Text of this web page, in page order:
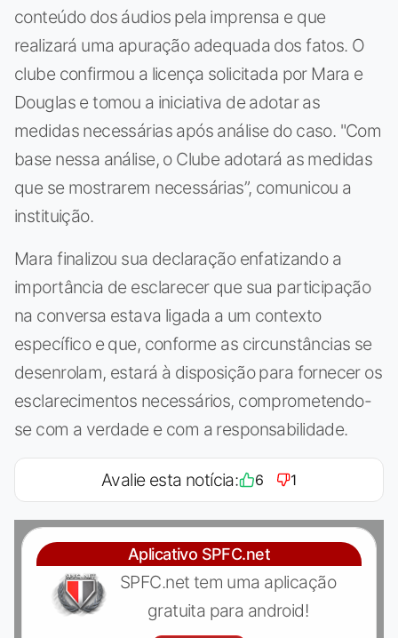
conteúdo dos áudios pela imprensa e que
realizará uma apuração adequada dos fatos. O
clube confirmou a licença solicitada por Mara e
Douglas e tomou a iniciativa de adotar as
medidas necessárias após análise do caso. "Com
base nessa análise, o Clube adotará as medidas
que se mostrarem necessárias”, comunicou a
instituição.
Mara finalizou sua declaração enfatizando a
importância de esclarecer que sua participação
na conversa estava ligada a um contexto
específico e que, conforme as circunstâncias se
desenrolam, estará à disposição para fornecer os
esclarecimentos necessários, comprometendo-
se com a verdade e com a responsabilidade.
Avalie esta notícia: 6 1
Aplicativo SPFC.net
SPFC.net tem uma aplicação
gratuita para android!